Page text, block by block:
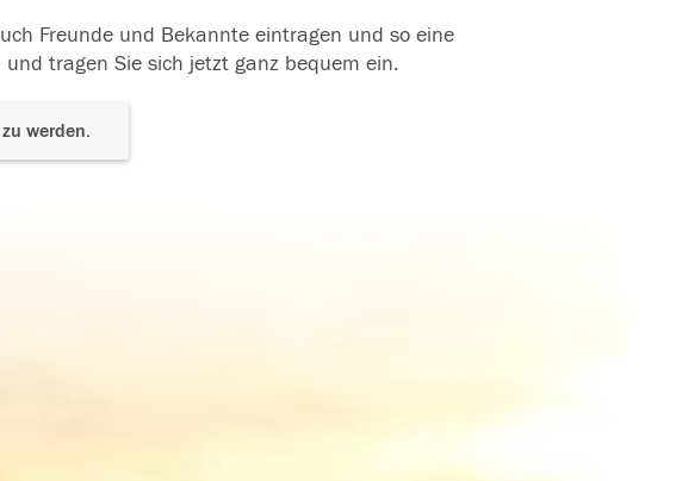
Freunde und Bekannte eintragen und so eine
tragen Sie sich jetzt ganz bequem ein.
werden.